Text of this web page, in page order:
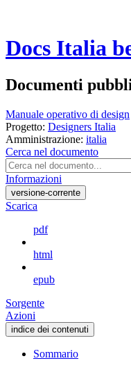
Docs Italia
Documenti
Manuale operativo di design
Progetto: Designers Italia
Amministrazione: italia
Cerca nel documento
Informazioni
versione-corrente
Scarica
pdf
html
epub
Sorgente
Azioni
indice dei contenuti
Sommario